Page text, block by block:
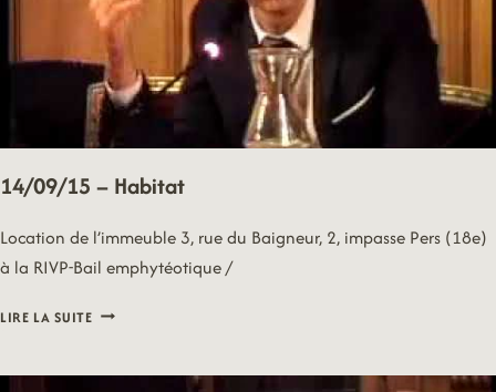
14/09/15 – Habitat
Location de l’immeuble 3, rue du Baigneur, 2, impasse Pers (18e)
à la RIVP-Bail emphytéotique /
LIRE LA SUITE14/09/15